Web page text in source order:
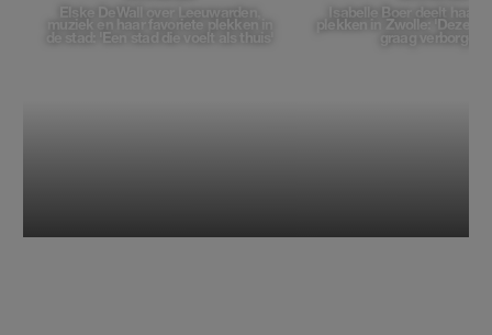
Elske DeWall over Leeuwarden,
muziek en haar favoriete plekken in
de stad: 'Een stad die voelt als thuis'
Isabelle Boer deelt haar
plekken in Zwolle: 'Deze
graag verborgen'